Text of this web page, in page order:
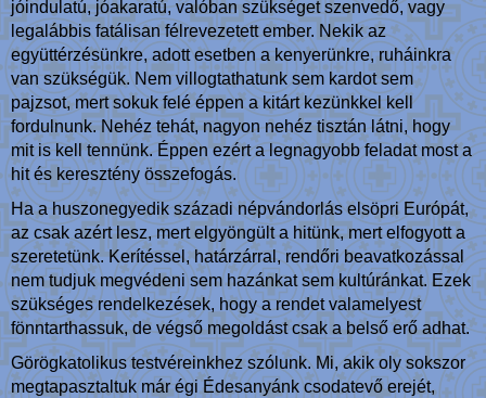
jóindulatú, jóakaratú, valóban szükséget szenvedő, vagy
legalábbis fatálisan félrevezetett ember. Nekik az
együttérzésünkre, adott esetben a kenyerünkre, ruháinkra
van szükségük. Nem villogtathatunk sem kardot sem
pajzsot, mert sokuk felé éppen a kitárt kezünkkel kell
fordulnunk. Nehéz tehát, nagyon nehéz tisztán látni, hogy
mit is kell tennünk. Éppen ezért a legnagyobb feladat most a
hit és keresztény összefogás.
Ha a huszonegyedik századi népvándorlás elsöpri Európát,
az csak azért lesz, mert elgyöngült a hitünk, mert elfogyott a
szeretetünk. Kerítéssel, határzárral, rendőri beavatkozással
nem tudjuk megvédeni sem hazánkat sem kultúránkat. Ezek
szükséges rendelkezések, hogy a rendet valamelyest
fönntarthassuk, de végső megoldást csak a belső erő adhat.
Görögkatolikus testvéreinkhez szólunk. Mi, akik oly sokszor
megtapasztaltuk már égi Édesanyánk csodatevő erejét,